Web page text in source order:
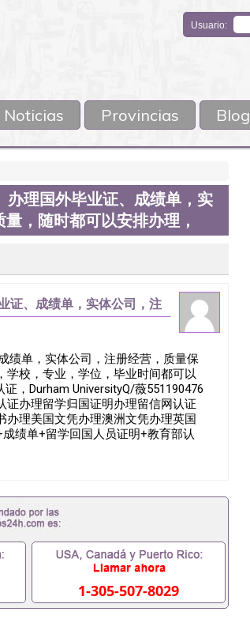
Usuario:
Noticias Provincias Blog
理国外毕业证、成绩单，实
，随时都可以安排办理，
、成绩单，实体公司，注
，
绩单，实体公司，注册经营，质量保
校，专业，学位，毕业时间都可以
，Durham UniversityQ/薇551190476
办理留学归国证明办理留信网认证
办理美国文凭办理澳洲文凭办理英国
绩单+留学回国人员证明+教育部认
至是申请工签都可以用到）。 注：
以办学历认证吗551190476要定居国
551190476入职国企/事业单位需要些
么办, 毕业证丢了怎么办, 没有正常毕
科而没有正常毕业551190476您是否
致回国得不到教育部认证在校挂科了
办,怎么办理本科/研究生文凭
哪里可以买国外文凭
作吗551190476怎么办理 外假毕业证
1-305-507-8029